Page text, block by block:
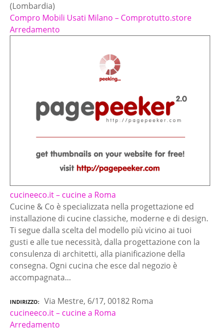
(Lombardia)
Compro Mobili Usati Milano – Comprotutto.store
Arredamento
cucineeco.it – cucine a Roma
Cucine & Co è specializzata nella progettazione ed
installazione di cucine classiche, moderne e di design.
Ti segue dalla scelta del modello più vicino ai tuoi
gusti e alle tue necessità, dalla progettazione con la
consulenza di architetti, alla pianificazione della
consegna. Ogni cucina che esce dal negozio è
accompagnata…
INDIRIZZO
Via Mestre, 6/17, 00182 Roma
cucineeco.it – cucine a Roma
Arredamento